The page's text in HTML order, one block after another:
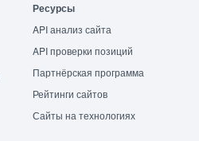
Ресурсы
API анализ сайта
API проверки позиций
Партнёрская программа
Рейтинги сайтов
Сайты на технологиях